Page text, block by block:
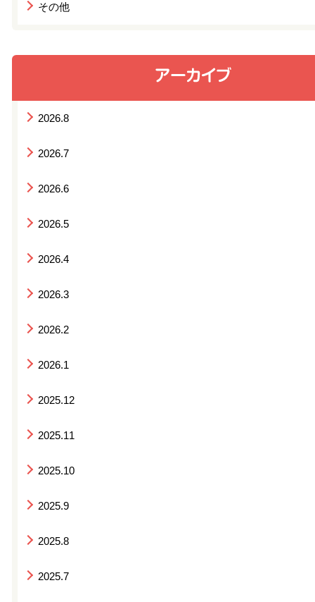
その他
2026.8
2026.7
2026.6
2026.5
2026.4
2026.3
2026.2
2026.1
2025.12
2025.11
2025.10
2025.9
2025.8
2025.7